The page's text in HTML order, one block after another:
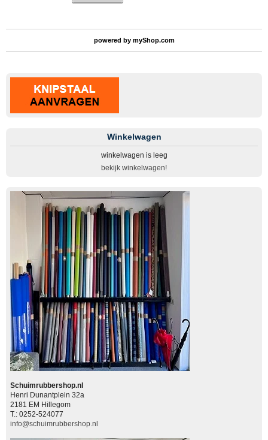
powered by myShop.com
Winkelwagen
winkelwagen is leeg
bekijk winkelwagen!
Schuimrubbershop.nl
Henri Dunantplein 32a
2181 EM Hillegom
T.: 0252-524077
info@schuimrubbershop.nl